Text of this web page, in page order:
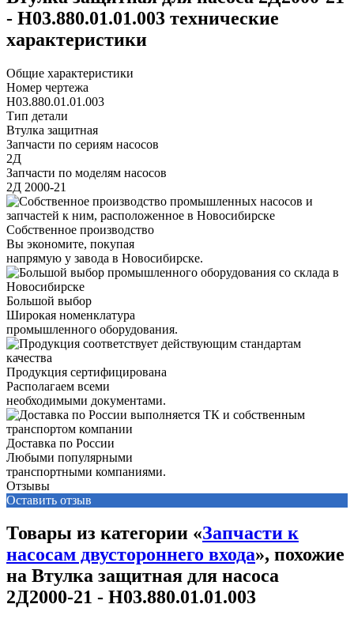
- Н03.880.01.01.003 технические
характеристики
Общие характеристики
Номер чертежа
Н03.880.01.01.003
Тип детали
Втулка защитная
Запчасти по сериям насосов
2Д
Запчасти по моделям насосов
2Д 2000-21
Собственное производство
Вы экономите, покупая
напрямую у завода в Новосибирске.
Большой выбор
Широкая номенклатура
промышленного оборудования.
Продукция сертифицирована
Располагаем всеми
необходимыми документами.
Доставка по России
Любыми популярными
транспортными компаниями.
Отзывы
Оставить отзыв
Товары из категории «Запчасти к
насосам двустороннего входа», похожие
на Втулка защитная для насоса
2Д2000-21 - Н03.880.01.01.003